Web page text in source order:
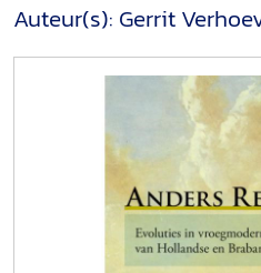
Auteur(s): Gerrit